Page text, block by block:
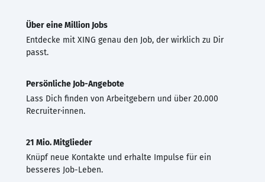
Über eine Million Jobs
Entdecke mit XING genau den Job, der wirklich zu Dir
passt.
Persönliche Job-Angebote
Lass Dich finden von Arbeitgebern und über 20.000
Recruiter·innen.
21 Mio. Mitglieder
Knüpf neue Kontakte und erhalte Impulse für ein
besseres Job-Leben.